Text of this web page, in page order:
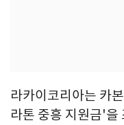
라카이코리아는 카
라톤 중흥 지원금'을